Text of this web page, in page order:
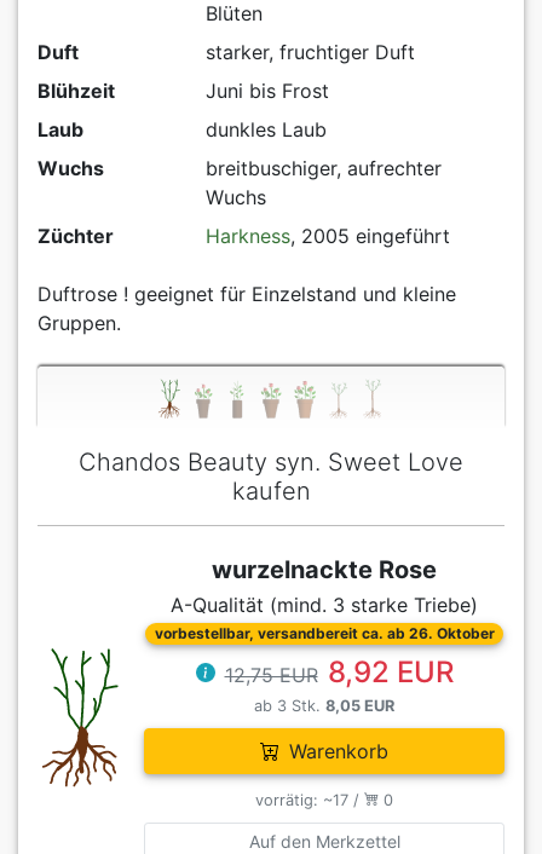
Blüten
Duft
starker, fruchtiger Duft
Blühzeit
Juni bis Frost
Laub
dunkles Laub
Wuchs
breitbuschiger, aufrechter
Wuchs
Züchter
Harkness, 2005 eingeführt
Duftrose ! geeignet für Einzelstand und kleine
Gruppen.
Chandos Beauty syn. Sweet Love
kaufen
wurzelnackte Rose
A-Qualität (mind. 3 starke Triebe)
vorbestellbar, versandbereit ca. ab 26. Oktober
12,75 EUR 8,92 EUR
ab 3 Stk. 8,05 EUR
Warenkorb
vorrätig: ~17 / 0
Auf den Merkzettel